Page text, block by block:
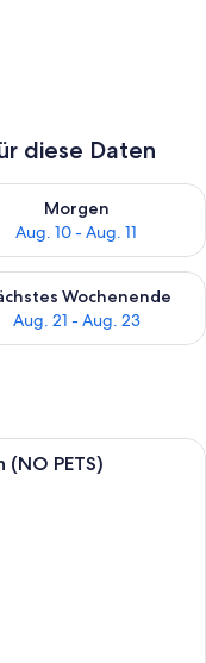
diese Daten
Aug. 9 - Aug.
Morgen
Aug. 10 - Aug. 11
die Verfügbarkeit
Aug. 14
Wochenende
Aug. 21 - Aug. 23
die Verfügbarkeit
mit Bett,
PETS)